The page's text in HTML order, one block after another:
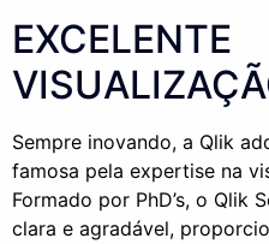
EXCELENTE
Sempre inovando, a Qlik
famosa pela expertise na
Formado por PhD’s, o Qlik
clara e agradável,